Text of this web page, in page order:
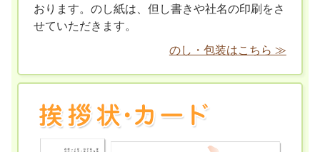
おります。のし紙は、但し書きや社名の印刷をさ
せていただきます。
のし・包装はこちら ≫